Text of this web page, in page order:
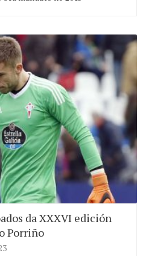
da XXXVI edición
Porriño